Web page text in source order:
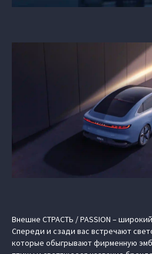
Внешне СТРАСТЬ / PASSION –
Спереди и сзади вас встречают
которые обыгрывают фирменную